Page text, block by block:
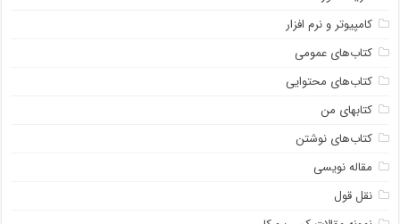
کامپیوتر و نرم افزار
کتاب‌های عمومی
کتاب‌های محتوایی
کتابهای من
کتاب‌های نوشتن
مقاله نویسی
نقل قول